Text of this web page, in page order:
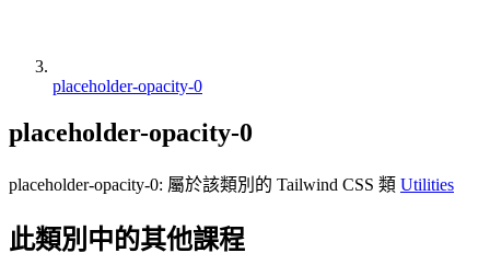
placeholder-opacity-0
placeholder-opacity-0
placeholder-opacity-0: 屬於該類別的 Tailwind CSS 類 Utilities
此類別中的其他課程